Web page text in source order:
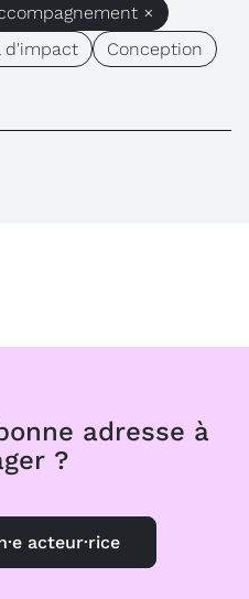
×
d'impact
Conception
adresse à
?
acteur·rice